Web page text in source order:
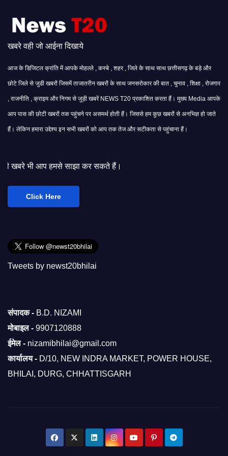
खबरे वही जो आईना दिखाये
आज के डिजिटल क्रांति में आपके मोहल्ले , कस्बे , शहर , जिले के साथ साथ छत्तीसगढ़ के बड़े और
छोटे जिले से जुडी खबरों जिसमें ताजातरीन खबरों के साथ जनसरोकार की बात , चुनाव , शिक्षा , रोजगार
, राजनीति , क्राइम और निगम से जुड़ी खबरें NEWS T20 प्रकाशित करता हैं। मुख्य Media आपके
आप पास की छोटी खबरों तक पहुंचने पर असमर्थ होती हैं। जिससे हम कुछ खबरों से अनभिज्ञ हो जाते
हैं। लेकिन हमारा उद्देश्य इन सभी खबरों को आप तक तेज और सटीकता से पहुंचाना हैं।
साझा कर सकते हैं।
Click Here
Tweets by newst20bhilai
संपादक - B.D. NIZAMI
मोबाइल - 9907120888
ईमेल - nizamibhilai@gmail.com
कार्यालय - D/10, NEW INDRA MARKET, POWER HOUSE,
BHILAI, DURG, CHHATTISGARH